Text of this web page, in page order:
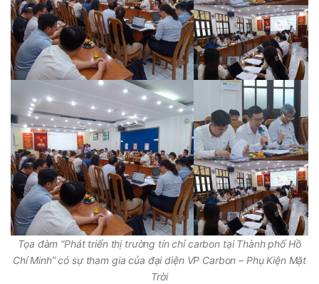
Tọa đàm “Phát triển thị trường tín chỉ carbon tại Thành phố Hồ
Chí Minh” có sự tham gia của đại diện VP Carbon – Phụ Kiện Mặt
Trời